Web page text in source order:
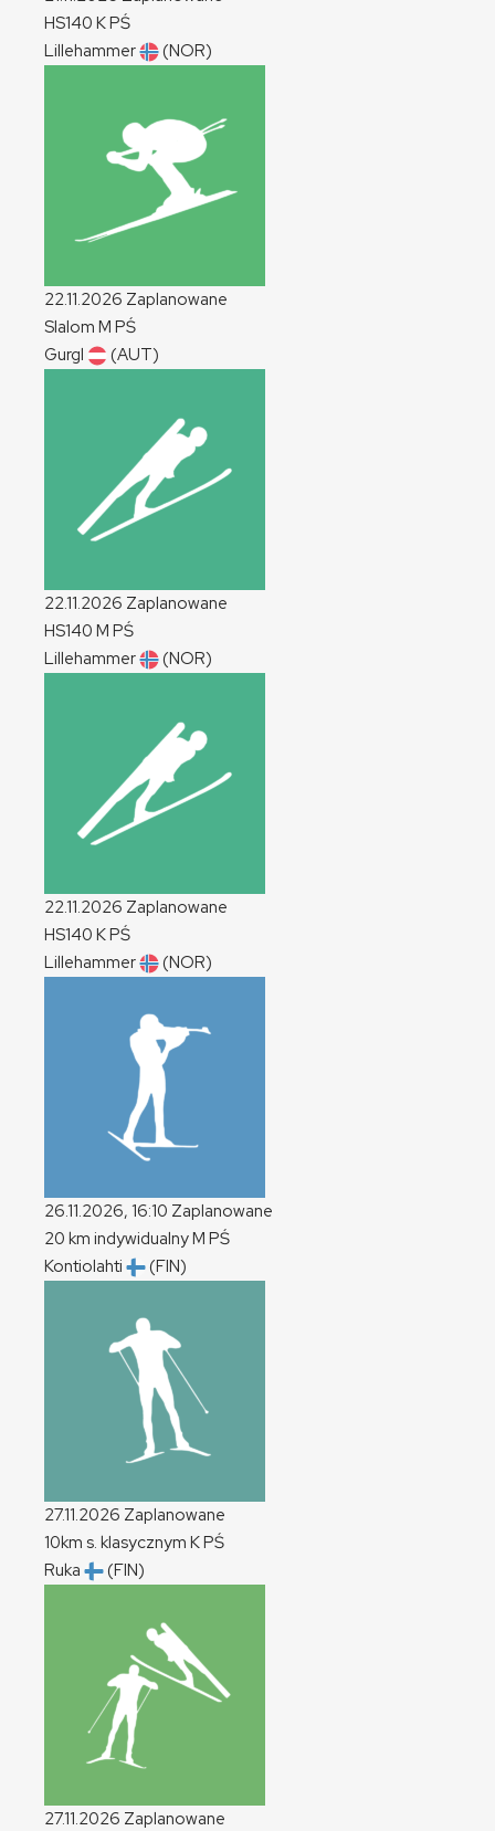
HS140 KPŚ
Lillehammer
(NOR)
22.11.2026 Zaplanowane
Slalom M PŚ
Gurgl
(AUT)
22.11.2026 Zaplanowane
HS140 M PŚ
Lillehammer
(NOR)
22.11.2026 Zaplanowane
HS140 KPŚ
Lillehammer
(NOR)
26.11.2026, 16:10 Zaplanowane
20 km indywidualnyM PŚ
Kontiolahti
(FIN)
27.11.2026 Zaplanowane
10km s. klasycznym KPŚ
Ruka
(FIN)
27.11.2026 Zaplanowane